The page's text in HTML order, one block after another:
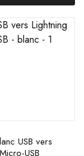
USB vers
USB